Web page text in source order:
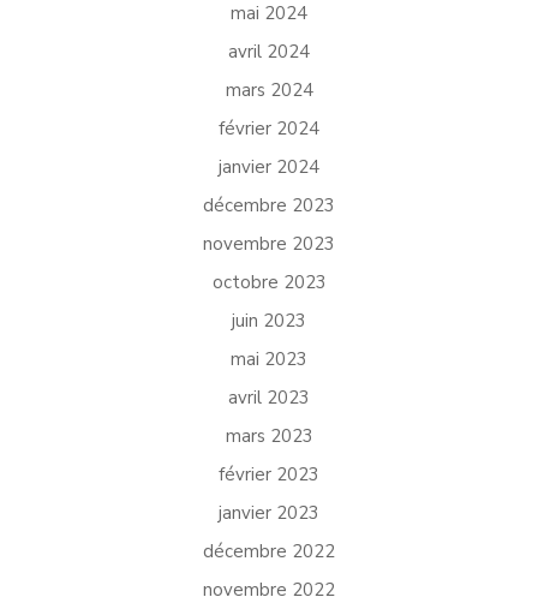
mai 2024
avril 2024
mars 2024
février 2024
janvier 2024
décembre 2023
novembre 2023
octobre 2023
juin 2023
mai 2023
avril 2023
mars 2023
février 2023
janvier 2023
décembre 2022
novembre 2022